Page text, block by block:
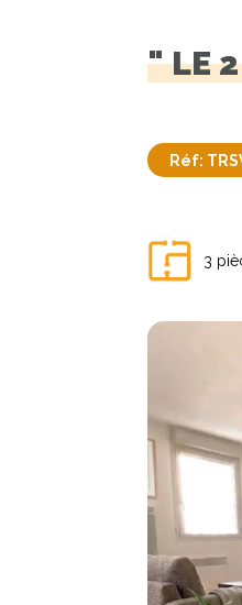
" LE
Réf:
3